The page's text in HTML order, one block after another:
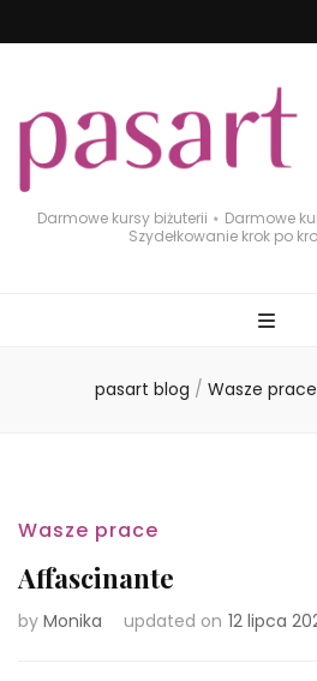
Darmowe kursy biżuterii ⋆ Darmowe
Szydełkowanie krok po
pasart blog / Wasze prace
Wasze prace
Affascinante
by Monika updated on 12 lipca